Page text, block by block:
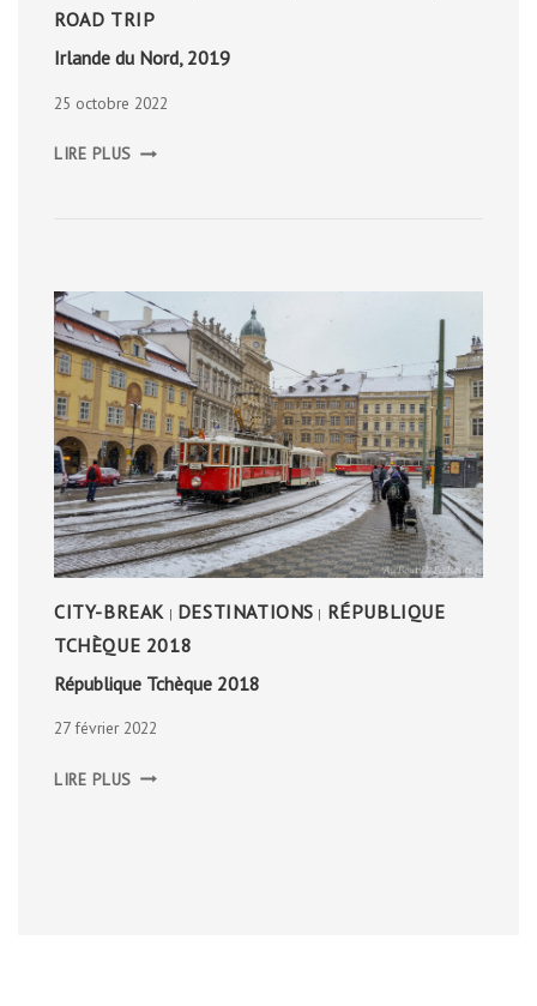
ROAD TRIP
Irlande du Nord, 2019
25 octobre 2022
LIRE PLUS DU
CITY-BREAK | DESTINATIONS | RÉPUBLIQUE
TCHÈQUE 2018
République Tchèque 2018
27 février 2022
LIRE PLUS TCHÈQUE